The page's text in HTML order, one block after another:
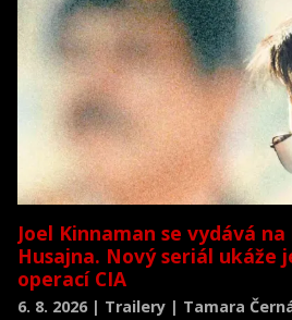
Joel Kinnaman se vydává
Husajna. Nový seriál ukáže
operací CIA
6. 8. 2026 | Trailery | Tamara